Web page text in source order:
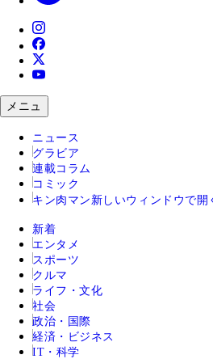
メニュ
ニュース
グラビア
連載コラム
コミック
キン肉マン 新しいウィンドウで開
新着
エンタメ
スポーツ
クルマ
ライフ・文化
社会
政治・国際
経済・ビジネス
IT・科学